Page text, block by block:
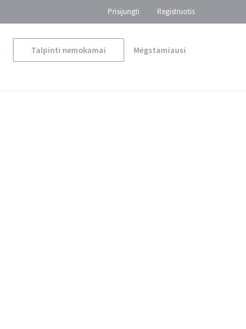
Prisijungti Registruotis
Talpinti nemokamai Mėgstamiausi